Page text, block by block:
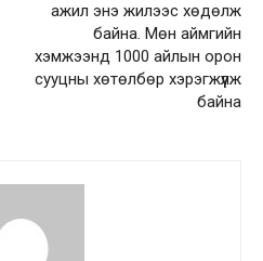
ажил энэ жилээс хөдөлж
байна. Мөн аймгийн
хэмжээнд 1000 айлын орон
сууцны хөтөлбөр хэрэгжүүлж
байна